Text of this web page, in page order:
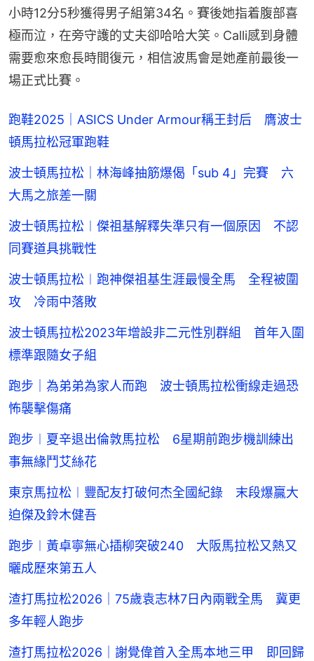
小時12分5秒獲得男子組第34名。賽後她指着腹部喜
極而泣，在旁守護的丈夫卻哈哈大笑。Calli感到身體
需要愈來愈長時間復元，相信波馬會是她產前最後一
場正式比賽。
跑鞋2025｜ASICS Under Armour稱王封后 膺波士
頓馬拉松冠軍跑鞋
波士頓馬拉松｜林海峰抽筋爆偈「sub 4」完賽 六
大馬之旅差一關
波士頓馬拉松︱傑祖基解釋失準只有一個原因 不認
同賽道具挑戰性
波士頓馬拉松︱跑神傑祖基生涯最慢全馬 全程被圍
攻 冷雨中落敗
波士頓馬拉松2023年增設非二元性別群組 首年入圍
標準跟隨女子組
跑步｜為弟弟為家人而跑 波士頓馬拉松衝線走過恐
怖襲擊傷痛
跑步︱夏辛退出倫敦馬拉松 6星期前跑步機訓練出
事無緣鬥艾絲花
東京馬拉松︱豐配友打破何杰全國紀錄 末段爆贏大
迫傑及鈴木健吾
跑步︱黃卓寧無心插柳突破240 大阪馬拉松又熱又
曬成歷來第五人
渣打馬拉松2026｜75歲袁志林7日內兩戰全馬 冀更
多年輕人跑步
渣打馬拉松2026｜謝覺偉首入全馬本地三甲 即回歸